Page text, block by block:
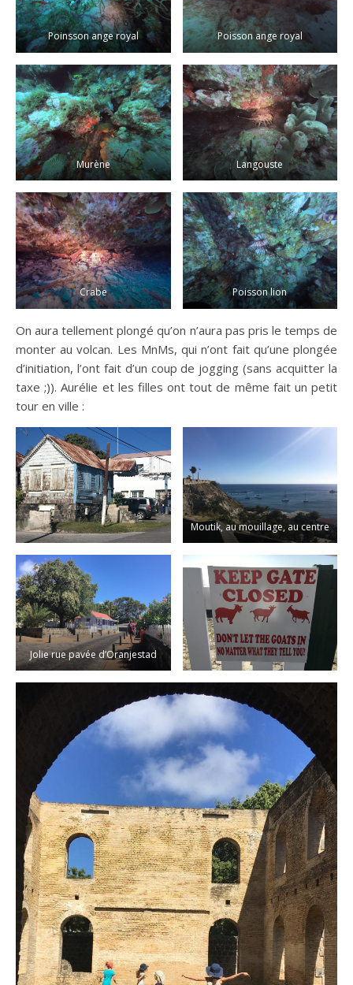
Poinsson ange royal Poisson ange royal
Murène Langouste
Crabe Poisson lion
On aura tellement plongé qu’on n’aura pas pris le temps de
monter au volcan. Les MnMs, qui n’ont fait qu’une plongée
d’initiation, l’ont fait d’un coup de jogging (sans acquitter la
taxe ;)). Aurélie et les filles ont tout de même fait un petit
tour en ville :
Moutik, au mouillage, au centre
Jolie rue pavée d’Oranjestad